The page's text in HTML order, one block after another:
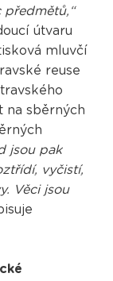
předmětů,“
útvaru
mluvčí
reuse
na sběrných
jsou pak
vyčistí,
Věci jsou